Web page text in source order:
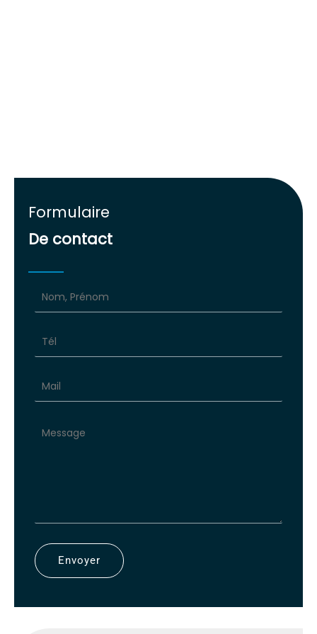
Formulaire
De contact
Formulaire
simple
téléphone
Envoyer